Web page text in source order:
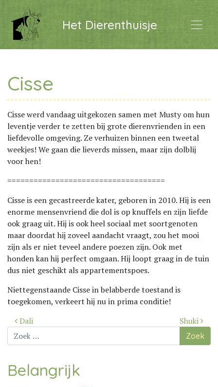
Het Dierenthuisje
Cisse
Cisse werd vandaag uitgekozen samen met Musty om hun
leventje verder te zetten bij grote dierenvrienden in een
liefdevolle omgeving. Ze verhuizen binnen een tweetal
weekjes! We gaan die lieverds missen, maar zijn dolblij
voor hen!
====================================
Cisse is een gecastreerde kater, geboren in 2010. Hij is een
enorme mensenvriend die dol is op knuffels en zijn liefde
ook graag uit. Hij is ook heel sociaal met soortgenoten
maar doordat hij zoveel aandacht vraagt, zou het mooi
zijn als er niet teveel andere poezen zijn. Ook met
honden kan hij perfect omgaan. Hij loopt graag in de tuin
dus niet geschikt als appartementspoes.
Niettegenstaande Cisse in belabberde toestand is
toegekomen, verkeert hij nu in prima conditie!
Bericht
navigatie
Dali
Shuki
Zoek
naar:
Belangrijk